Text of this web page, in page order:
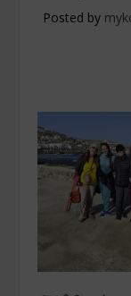
Posted by